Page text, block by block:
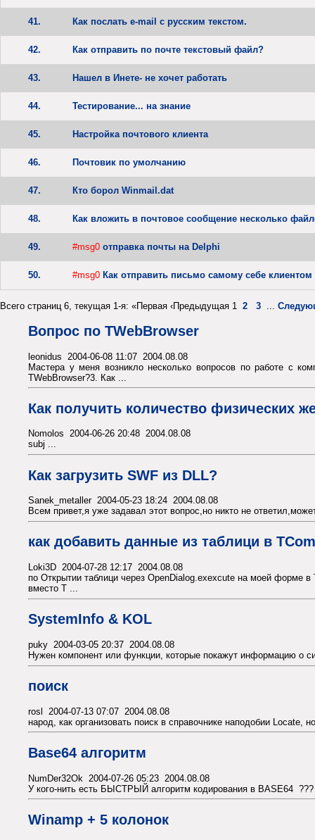
41. Как послать e-mail с русским текстом.
42. Как отправить по почте текстовый файл?
43. Нашел в Инете- не хочет работать
44. Тестирование... на знание
45. Настройка почтового клиента
46. Почтовик по умолчанию
47. Кто борол Winmail.dat
48. Как вложить в почтовое сообщение несколько
49. #msg0 отправка почты на Delphi
50. #msg0 Как отправить письмо самому себе
Всего страниц 6, текущая 1-я: «Первая ‹Предыдущая 1 2 3 ...
Вопрос по TWebBrowser
leonidus 2004-06-08 11:07 2004.08.08
Мастера у меня возникло несколько вопросов по работе с
TWebBrowser?3. Как ...
Как получить количество физических
Nomolos 2004-06-26 20:48 2004.08.08
subj ...
Как загрузить SWF из DLL?
Sanek_metaller 2004-05-23 18:24 2004.08.08
Всем привет,я уже задавал этот вопрос,но никто не
как добавить данные из таблици в
Loki3D 2004-07-28 12:17 2004.08.08
по Открытии таблици через OpenDialog.exexcute на моей форме в
вместо T ...
SystemInfo & KOL
puky 2004-03-05 20:37 2004.08.08
Нужен компонент или функции, которые покажут информацию о
поиск
rosl 2004-07-13 07:07 2004.08.08
народ, как организовать поиск в справочнике наподобии Locate,
Base64 алгоритм
NumDer32Ok 2004-07-26 05:23 2004.08.08
У кого-нить есть БЫСТРЫЙ алгоритм кодирования в BASE64 ???
Winamp + 5 колонок